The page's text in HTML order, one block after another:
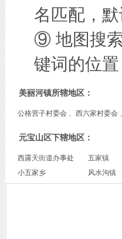
名匹配，
⑨ 地图搜
键词的位
美丽河镇所辖地区：
公格营子村委会 、西六家村委会
元宝山区下辖地区：
西露天街道办事处 五家镇
小五家乡
风水沟镇